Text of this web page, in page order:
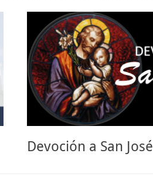
Devoción a San José